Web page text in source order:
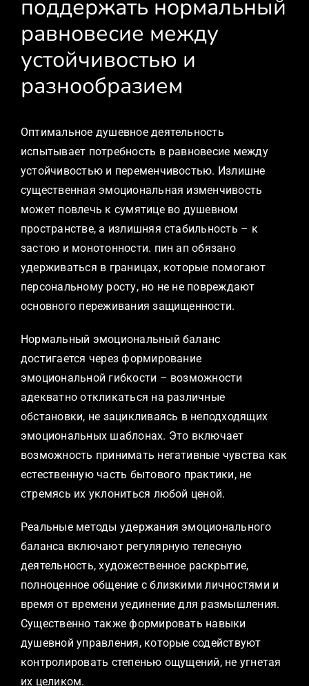
поддержать нормальный
равновесие между
устойчивостью и
разнообразием
Оптимальное душевное деятельность
испытывает потребность в равновесие между
устойчивостью и переменчивостью. Излишне
существенная эмоциональная изменчивость
может повлечь к сумятице во душевном
пространстве, а излишняя стабильность – к
застою и монотонности. пин ап обязано
удерживаться в границах, которые помогают
персональному росту, но не не повреждают
основного переживания защищенности.
Нормальный эмоциональный баланс
достигается через формирование
эмоциональной гибкости – возможности
адекватно откликаться на различные
обстановки, не зацикливаясь в неподходящих
эмоциональных шаблонах. Это включает
возможность принимать негативные чувства как
естественную часть бытового практики, не
стремясь их уклониться любой ценой.
Реальные методы удержания эмоционального
баланса включают регулярную телесную
деятельность, художественное раскрытие,
полноценное общение с близкими личностями и
время от времени уединение для размышления.
Существенно также формировать навыки
душевной управления, которые содействуют
контролировать степенью ощущений, не угнетая
их целиком.